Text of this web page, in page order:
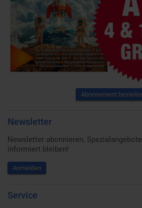
Abonnement
Newsletter
Newsletter abonnieren,
informiert bleiben!
Anmelden
Service